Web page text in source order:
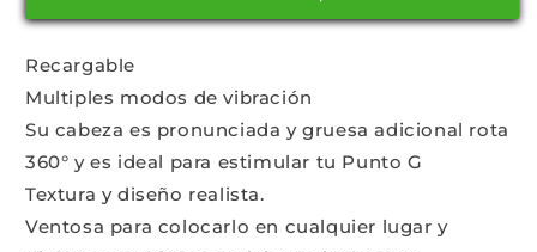
café.
café.
Recargable
Multiples modos de vibración
Su cabeza es pronunciada y gruesa adicional rota
360° y es ideal para estimular tu Punto G
Textura y diseño realista.
Ventosa para colocarlo en cualquier lugar y